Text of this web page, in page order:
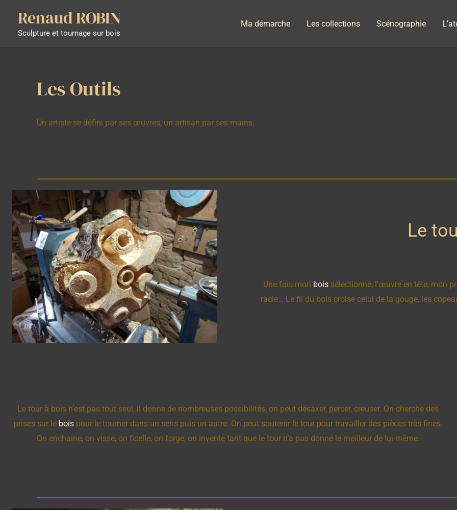
contenu
Renaud ROBIN
Sculpture et tournage sur bois
Ma démarche Les collections Scénographie
Les Outils
Un artiste se défini par ses œuvres, un artisan par ses mains.
Le
Une fois mon bois sélectionné, l’œuvre en tête, mon
racle… Le fil du bois croise celui de la gouge, les
Le tour à bois n’est pas tout seul, il donne de nombreuses possibilités, on peut désaxer, percer, creuser. On cherche des
prises sur le boispour le tourner dans un sens puis un autre. On peut soutenir le tour pour travailler des pièces très fines.
On enchaine, on visse, on ficelle, on forge, on invente tant que le tour n’a pas donné le meilleur de lui-même.